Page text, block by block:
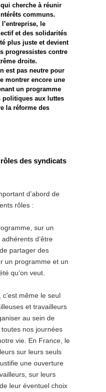
cherche à réunir
communs.
le
et des solidarités
plus juste et devient
progressistes contre
droite.
est pas neutre pour
montrer encore une
un programme
politiques aux luttes
la réforme des
des syndicats
d’abord de
rôles :
sur un
d’être
partager des
un programme et un
qu’on veut.
c’est même le seul
et travailleurs
au sein de
toutes nos journées
vie. En France, le
sur leurs seuls
une ouverture
sur leurs
leur éventuel choix